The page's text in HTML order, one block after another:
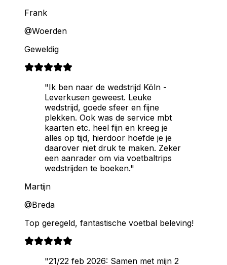
Frank
@Woerden
Geweldig
"Ik ben naar de wedstrijd Köln -
Leverkusen geweest. Leuke
wedstrijd, goede sfeer en fijne
plekken. Ook was de service mbt
kaarten etc. heel fijn en kreeg je
alles op tijd, hierdoor hoefde je je
daarover niet druk te maken. Zeker
een aanrader om via voetbaltrips
wedstrijden te boeken."
Martijn
@Breda
Top geregeld, fantastische voetbal beleving!
"21/22 feb 2026: Samen met mijn 2